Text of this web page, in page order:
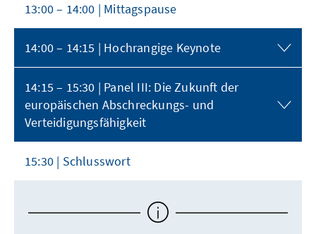
13:00 – 14:00 | Mittagspause
14:00 – 14:15 | Hochrangige Keynote
14:15 – 15:30 | Panel III: Die Zukunft der
europäischen Abschreckungs- und
Verteidigungsfähigkeit
15:30 | Schlusswort